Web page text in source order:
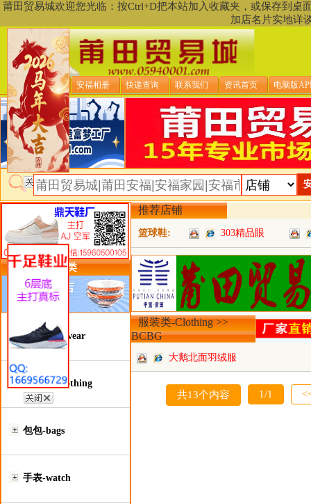
莆田贸易城欢迎您光临：按Ctrl+D把本站加入收藏夹，或保存到
加店名片实地详
贸易城首页 安福相册 快递查询 联系我们 资讯首页 电脑版
类目详细分类
鞋类-Footwear
服装类-Clothing
包包-bags
手表-watch
推荐店铺
篮球鞋: 303精品眼
服装类-Clothing >>
BCBG
大鹅北面羽绒服
共13个内容 1/1